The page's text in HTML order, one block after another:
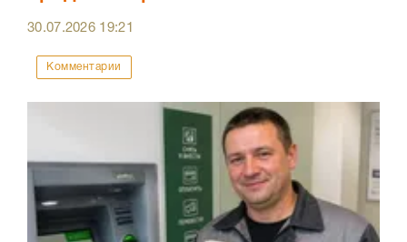
30.07.2026 19:21
Комментарии